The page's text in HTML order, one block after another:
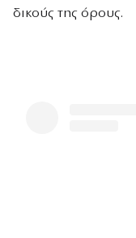
δικούς της όρους.